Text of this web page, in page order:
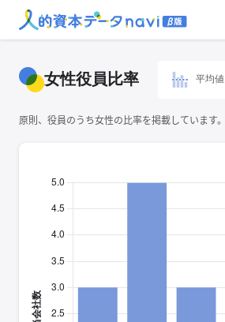
女性役員比率 平均値
原則、役員のうち女性の比率を掲載しています。